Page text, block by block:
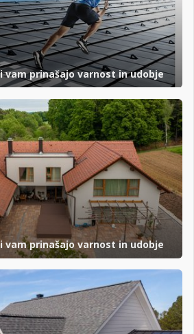
vam prinašajo varnost in udobje
vam prinašajo varnost in udobje